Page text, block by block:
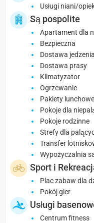
Usługi niani/
Są pospolite
Apartament dla
Bezpieczna
Dostawa
Dostawa prasy
Klimatyzator
Ogrzewanie
Pakiety lunchowe
Pokoje dla
Pokoje rodzinne
Strefy dla
Transfer
Wypożyczalnia
Sport i
Plac zabaw dla
Pokój gier
Usługi
Centrum fitness